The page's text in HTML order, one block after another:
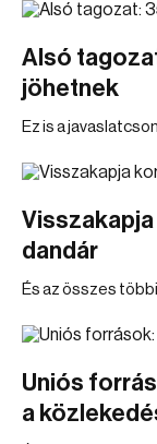
Alsó
jöhetnek
Ez is a
dandár
És az összes
Uniós
a